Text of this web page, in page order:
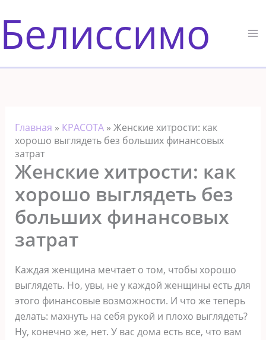
к
содержимому
Белиссимо
Главная » КРАСОТА» Женские хитрости: как
хорошо выглядеть без больших финансовых
затрат
Женские хитрости: как
хорошо выглядеть без
больших финансовых
затрат
Каждая женщина мечтает о том, чтобы хорошо
выглядеть. Но, увы, не у каждой женщины есть для
этого финансовые возможности. И что же теперь
делать: махнуть на себя рукой и плохо выглядеть?
Ну, конечно же, нет. У вас дома есть все, что вам